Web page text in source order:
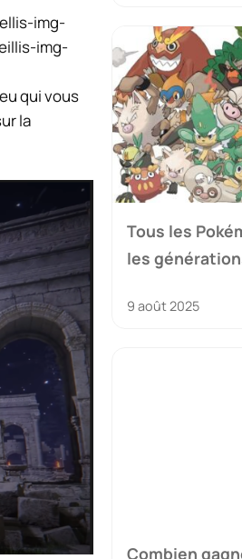
img-
img-
qui vous
la
Tous les
les
9 août 2025
Combien